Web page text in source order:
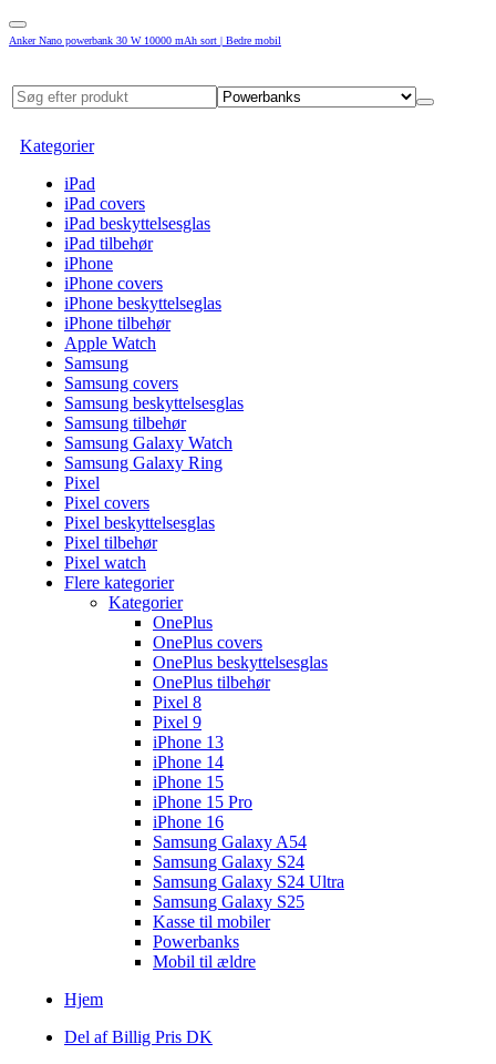
Anker Nano powerbank 30 W 10000 mAh sort | Bedre mobil
Kategorier
iPad
iPad covers
iPad beskyttelsesglas
iPad tilbehør
iPhone
iPhone covers
iPhone beskyttelseglas
iPhone tilbehør
Apple Watch
Samsung
Samsung covers
Samsung beskyttelsesglas
Samsung tilbehør
Samsung Galaxy Watch
Samsung Galaxy Ring
Pixel
Pixel covers
Pixel beskyttelsesglas
Pixel tilbehør
Pixel watch
Flere kategorier
Kategorier
OnePlus
OnePlus covers
OnePlus beskyttelsesglas
OnePlus tilbehør
Pixel 8
Pixel 9
iPhone 13
iPhone 14
iPhone 15
iPhone 15 Pro
iPhone 16
Samsung Galaxy A54
Samsung Galaxy S24
Samsung Galaxy S24 Ultra
Samsung Galaxy S25
Kasse til mobiler
Powerbanks
Mobil til ældre
Hjem
Del af Billig Pris DK